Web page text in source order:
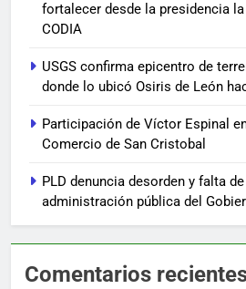
fortalecer desde la presidencia la
CODIA
USGS confirma epicentro de
donde lo ubicó Osiris de León
Participación de Víctor Espinal
Comercio de San Cristobal
PLD denuncia desorden y falta
administración pública del
Comentarios